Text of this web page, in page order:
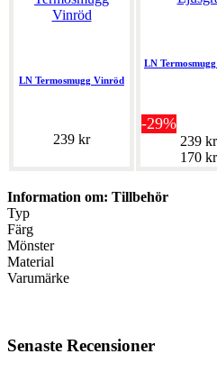
LN Termosmugg Vinröd
239 kr
LN
-29%
239 kr
170 kr
Information om: Tillbehör
Typ
Färg
Mönster
Material
Varumärke
Senaste Recensioner